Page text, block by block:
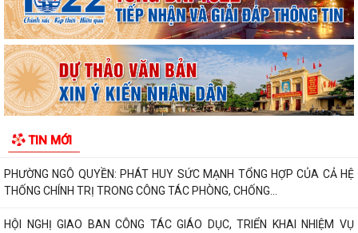
TIN MỚI
DANH SÁCH ĐĂNG KÝ KINH DOANH THÁNG 7/2026
Phường Ngô Quyền trao tặng sách giáo khoa, đồng phục cho 307 học
sinh có hoàn cảnh khó khăn trước...
Phường Ngô Quyền đẩy mạnh công tác phòng, chống ma túy và nhân
rộng các mô hình an ninh trật tự tại...
THƯ CẢM ƠN – NIỀM TIN CỦA NHÂN DÂN DÀNH CHO CHÍNH QUYỀN
PHƯỜNG NGÔ QUYỀN: PHÁT HUY SỨC MẠNH TỔNG HỢP CỦA CẢ HỆ
THỐNG CHÍNH TRỊ TRONG CÔNG TÁC PHÒNG, CHỐNG...
HỘI NGHỊ GIAO BAN CÔNG TÁC GIÁO DỤC, TRIỂN KHAI NHIỆM VỤ